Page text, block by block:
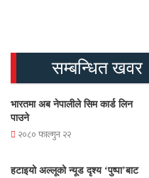
सम्बन्धित खवर
भारतमा अब नेपालीले सिम कार्ड लिन
पाउने
२०८० फाल्गुन २२
हटाइयो अल्लूको न्यूड दृश्य ‘पुष्पा’बाट